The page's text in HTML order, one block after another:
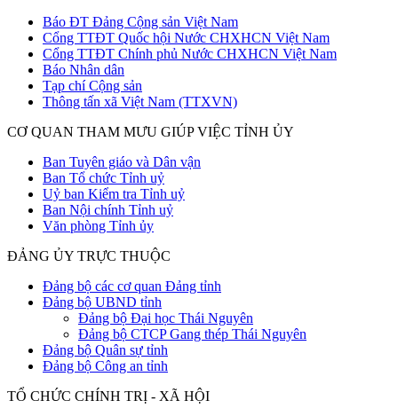
Báo ĐT Đảng Cộng sản Việt Nam
Cổng TTĐT Quốc hội Nước CHXHCN Việt Nam
Cổng TTĐT Chính phủ Nước CHXHCN Việt Nam
Báo Nhân dân
Tạp chí Cộng sản
Thông tấn xã Việt Nam (TTXVN)
CƠ QUAN THAM MƯU GIÚP VIỆC TỈNH ỦY
Ban Tuyên giáo và Dân vận
Ban Tổ chức Tỉnh uỷ
Uỷ ban Kiểm tra Tỉnh uỷ
Ban Nội chính Tỉnh uỷ
Văn phòng Tỉnh ủy
ĐẢNG ỦY TRỰC THUỘC
Đảng bộ các cơ quan Đảng tỉnh
Đảng bộ UBND tỉnh
Đảng bộ Đại học Thái Nguyên
Đảng bộ CTCP Gang thép Thái Nguyên
Đảng bộ Quân sự tỉnh
Đảng bộ Công an tỉnh
TỔ CHỨC CHÍNH TRỊ - XÃ HỘI